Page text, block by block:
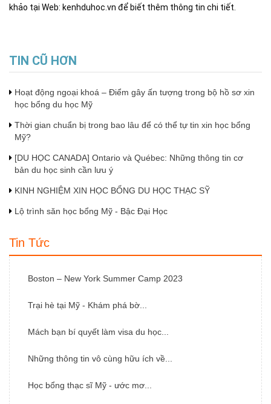
khảo tại Web: kenhduhoc.vn để biết thêm thông tin chi tiết.
TIN CŨ HƠN
Hoạt động ngoại khoá – Điểm gây ấn tượng trong bộ hồ sơ xin
học bổng du học Mỹ
Thời gian chuẩn bị trong bao lâu để có thể tự tin xin học bổng
Mỹ?
[DU HỌC CANADA] Ontario và Québec: Những thông tin cơ
bản du học sinh cần lưu ý
KINH NGHIỆM XIN HỌC BỔNG DU HỌC THẠC SỸ
Lộ trình săn học bổng Mỹ - Bậc Đại Học
Tin Tức
Boston – New York Summer Camp 2023
Trại hè tại Mỹ - Khám phá bờ...
Mách bạn bí quyết làm visa du học...
Những thông tin vô cùng hữu ích về...
Học bổng thạc sĩ Mỹ - ước mơ...